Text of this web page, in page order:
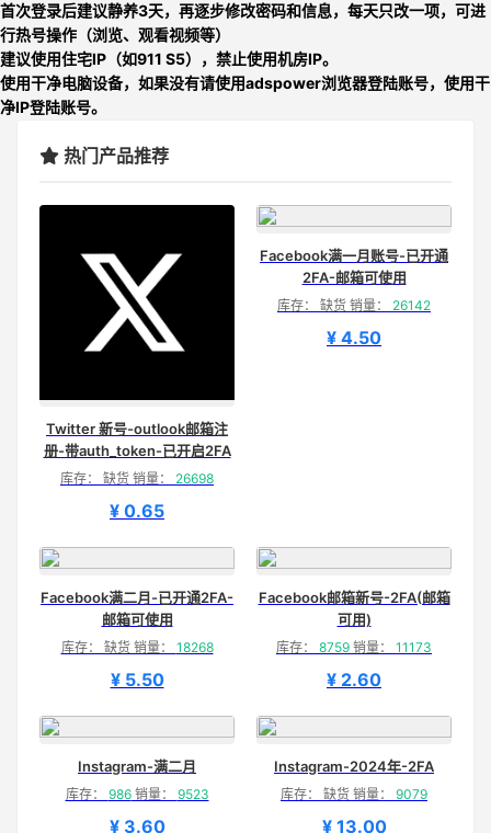
首次登录后建议静养3天，再逐步修改密码和信息，每天只改一项， 可进
行热号操作（浏览、观看视频等）
建议使用住宅IP（如911 S5），禁止使用机房IP。
使用干净电脑设备，如果没有请使用adspower浏览器登陆账号，使用干
净IP登陆账号。
热门产品推荐
Twitter 新号-outlook邮箱注
册-带auth_token-已开启2FA
库存： 缺货 销量： 26698
¥ 0.65
Facebook满一月账号-已开通
2FA-邮箱可使用
库存： 缺货 销量： 26142
¥ 4.50
Facebook满二月-已开通2FA-
邮箱可使用
库存： 缺货 销量： 18268
¥ 5.50
Facebook邮箱新号-2FA(邮箱
可用)
库存： 8759 销量： 11173
¥ 2.60
Instagram-满二月
库存： 986销量： 9523
¥ 3.60
Instagram-2024年-2FA
库存： 缺货 销量： 9079
¥ 13.00